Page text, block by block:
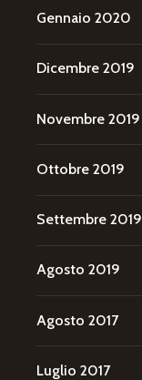
Gennaio 2020
Dicembre 2019
Novembre 2019
Ottobre 2019
Settembre 2019
Agosto 2019
Agosto 2017
Luglio 2017